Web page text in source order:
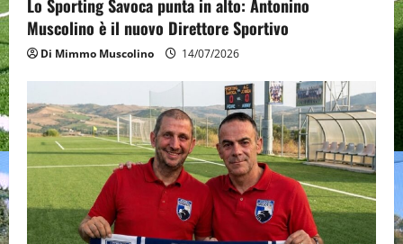
n
Lo Sporting Savoca punta in alto: Antonino
Muscolino è il nuovo Direttore Sportivo
Di Mimmo Muscolino 14/07/2026